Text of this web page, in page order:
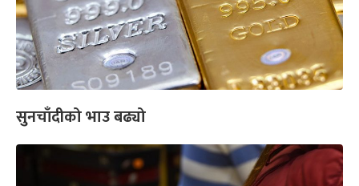
सुनचाँदीको भाउ बढ्यो